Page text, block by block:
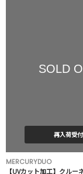
SOLD
再入荷受付
MERCURYDUO
【UVカット加工】クルー